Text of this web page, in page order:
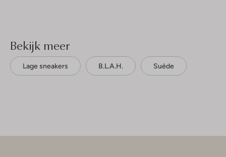
Bekijk meer
Lage sneakers B.l.a.h. Suède